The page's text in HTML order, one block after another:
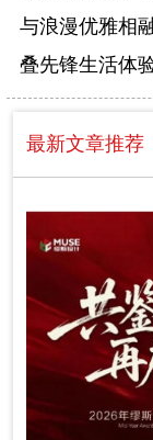
与浪漫优雅相
叠先锋生活体验
最新文章推荐